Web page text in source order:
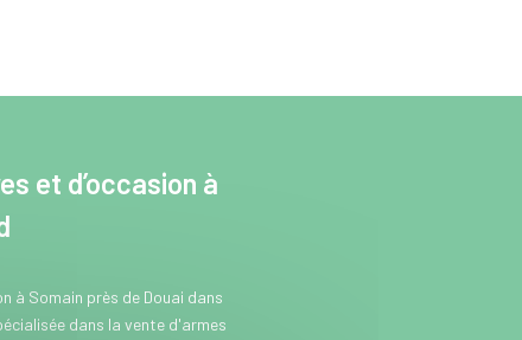
et d’occasion à
à Somain près de Douai dans
dans la vente d'armes